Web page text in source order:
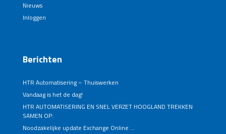
Nieuws
Inloggen
Berichten
HTR Automatisering – Thuiswerken
Vandaag is het de dag!
HTR AUTOMATISERING EN SNEL VERZET HOOGLAND TREKKEN
SAMEN OP:
Noodzakelijke update Exchange Online …